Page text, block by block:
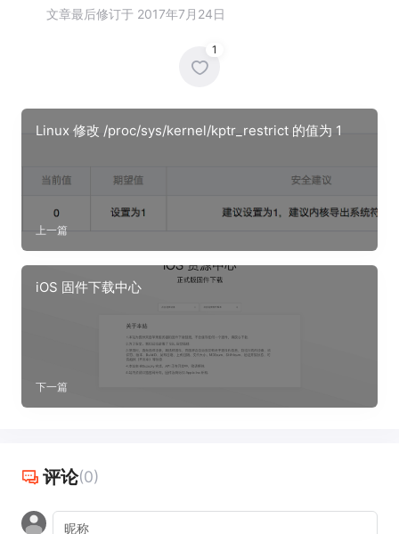
文章最后修订于 2017年7月24日
1
Linux 修改 /proc/sys/kernel/kptr_restrict 的值为 1
上一篇
iOS 固件下载中心
下一篇
评论(0)